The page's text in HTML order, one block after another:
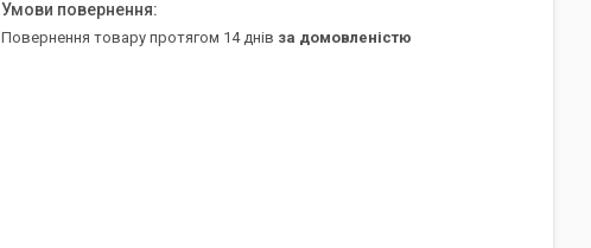
повернення товару протягом 14 днів за домовленістю